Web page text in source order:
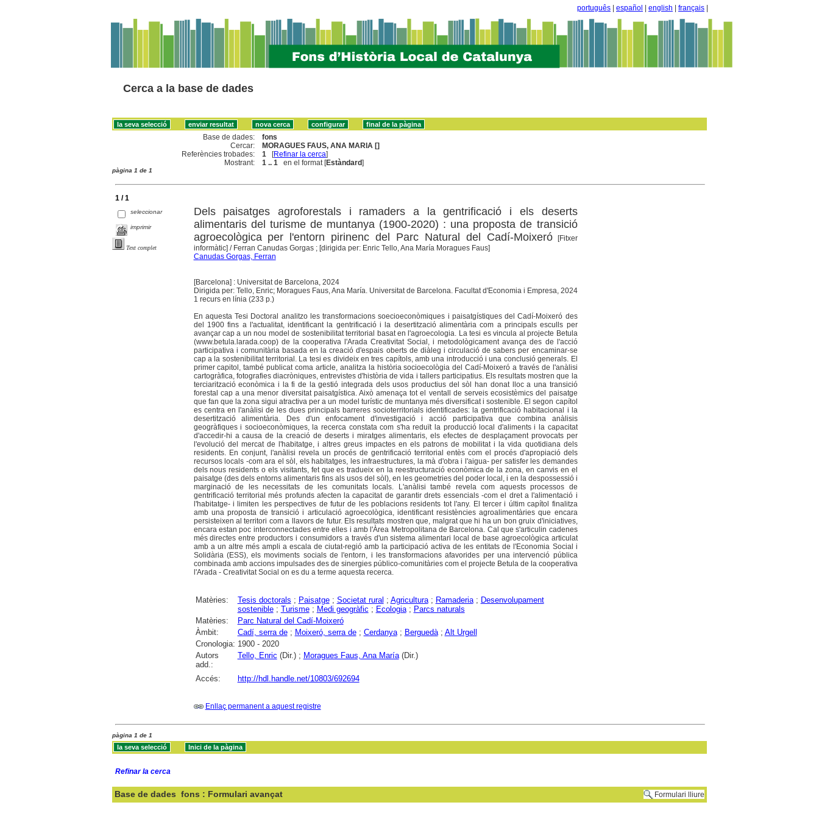
português español english français
Cerca a la base de dades
Base de dades:
fons
Cercar:
MORAGUES FAUS, ANA MARIA []
Referències trobades:
1 [Refinar la cerca]
Mostrant:
1 .. 1 en el format [Estàndard]
pàgina 1 de 1
1 / 1
seleccionar
imprimir
Text complet
Dels paisatges agroforestals i ramaders a la gentrificació i els deserts
alimentaris del turisme de muntanya (1900-2020) : una proposta de transició
agroecològica per l'entorn pirinenc del Parc Natural del Cadí-Moixeró[Fitxer
informàtic] / Ferran Canudas Gorgas ; [dirigida per: Enric Tello, Ana María Moragues Faus]
Canudas Gorgas, Ferran
[Barcelona] : Universitat de Barcelona, 2024
Dirigida per: Tello, Enric; Moragues Faus, Ana María. Universitat de Barcelona. Facultat d'Economia i Empresa, 2024
1 recurs en línia (233 p.)
En aquesta Tesi Doctoral analitzo les transformacions soecioeconòmiques i paisatgístiques del Cadí-Moixeró des
del 1900 fins a l'actualitat, identificant la gentrificació i la desertització alimentària com a principals esculls per
avançar cap a un nou model de sostenibilitat territorial basat en l'agroecologia. La tesi es vincula al projecte Betula
(www.betula.larada.coop) de la cooperativa l'Arada Creativitat Social, i metodològicament avança des de l'acció
participativa i comunitària basada en la creació d'espais oberts de diàleg i circulació de sabers per encaminar-se
cap a la sostenibilitat territorial. La tesi es divideix en tres capítols, amb una introducció i una conclusió generals. El
primer capitol, també publicat coma article, analitza la història socioecològia del Cadí-Moixeró a través de l'anàlisi
cartogràfica, fotografies diacròniques, entrevistes d'història de vida i tallers participatius. Els resultats mostren que la
terciarització econòmica i la fi de la gestió integrada dels usos productius del sòl han donat lloc a una transició
forestal cap a una menor diversitat paisatgística. Això amenaça tot el ventall de serveis ecosistèmics del paisatge
que fan que la zona sigui atractiva per a un model turístic de muntanya més diversificat i sostenible. El segon capítol
es centra en l'anàlisi de les dues principals barreres socioterritorials identificades: la gentrificació habitacional i la
desertització alimentària. Des d'un enfocament d'investigació i acció participativa que combina anàlisis
geogràfiques i socioeconòmiques, la recerca constata com s'ha reduït la producció local d'aliments i la capacitat
d'accedir-hi a causa de la creació de deserts i miratges alimentaris, els efectes de desplaçament provocats per
l'evolució del mercat de l'habitatge, i altres greus impactes en els patrons de mobilitat i la vida quotidiana dels
residents. En conjunt, l'anàlisi revela un procés de gentrificació territorial entès com el procés d'apropiació dels
recursos locals -com ara el sòl, els habitatges, les infraestructures, la mà d'obra i l'aigua- per satisfer les demandes
dels nous residents o els visitants, fet que es tradueix en la reestructuració econòmica de la zona, en canvis en el
paisatge (des dels entorns alimentaris fins als usos del sòl), en les geometries del poder local, i en la despossessió i
marginació de les necessitats de les comunitats locals. L'anàlisi també revela com aquests processos de
gentrificació territorial més profunds afecten la capacitat de garantir drets essencials -com el dret a l'alimentació i
l'habitatge- i limiten les perspectives de futur de les poblacions residents tot l'any. El tercer i últim capítol finalitza
amb una proposta de transició i articulació agroecològica, identificant resistències agroalimentàries que encara
persisteixen al territori com a llavors de futur. Els resultats mostren que, malgrat que hi ha un bon gruix d'iniciatives,
encara estan poc interconnectades entre elles i amb l'Àrea Metropolitana de Barcelona. Cal que s'articulin cadenes
més directes entre productors i consumidors a través d'un sistema alimentari local de base agroecològica articulat
amb a un altre més ampli a escala de ciutat-regió amb la participació activa de les entitats de l'Economia Social i
Solidària (ESS), els moviments socials de l'entorn, i les transformacions afavorides per una intervenció pública
combinada amb accions impulsades des de sinergies público-comunitàries com el projecte Betula de la cooperativa
l'Arada - Creativitat Social on es du a terme aquesta recerca.
Matèries: Tesis doctorals ; Paisatge; Societat rural ; Agricultura; Ramaderia; Desenvolupament
sostenible; Turisme; Medi geogràfic ; Ecologia; Parcs naturals
Matèries:
Parc Natural del Cadí-Moixeró
Àmbit:
Cadí, serra de; Moixeró, serra de; Cerdanya; Berguedà; Alt Urgell
Cronologia: 1900 - 2020
Autors
add.:
Tello, Enric (Dir.) ; Moragues Faus, Ana María(Dir.)
Accés: http://hdl.handle.net/10803/692694
Enllaç permanent a aquest registre
pàgina 1 de 1
Refinar la cerca
Base de dades fons : Formulari avançat Formulari lliure